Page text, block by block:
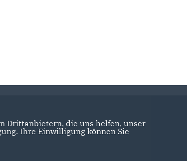
Drittanbietern, die uns helfen, unser
Ihre Einwilligung können Sie